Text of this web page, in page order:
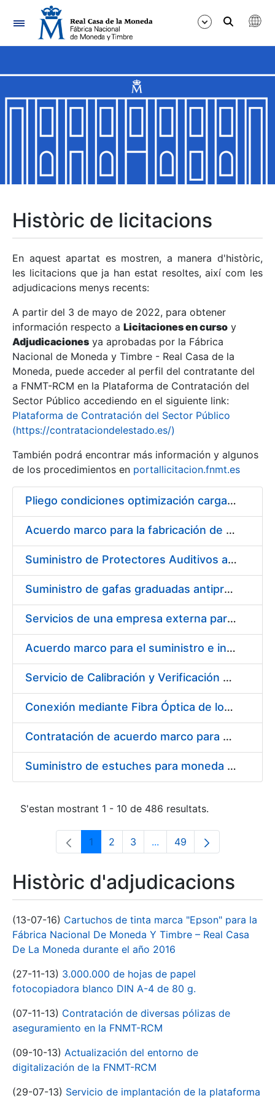
Navegació
Mostra/Amaga
Mostra/Amaga
Mostra/Amaga
Mostra/Amaga
Mostra/Amaga
Mostra/Amaga
Històric de licitacions
En aquest apartat es mostren, a manera d'històric,
les licitacions que ja han estat resoltes, així com les
adjudicacions menys recents:
A partir del 3 de mayo de 2022, para obtener
información respecto a Licitaciones en curso y
Adjudicaciones ya aprobadas por la Fábrica
Nacional de Moneda y Timbre - Real Casa de la
Moneda, puede acceder al perfil del contratante del
a FNMT-RCM en la Plataforma de Contratación del
Sector Público accediendo en el siguiente link:
Plataforma de Contratación del Sector Público
(https://contrataciondelestado.es/)
También podrá encontrar más información y algunos
de los procedimientos en portallicitacion.fnmt.es
Pliego condiciones optimización cargas compras firmado
Acuerdo marco para la fabricación de piezas
Suministro de Protectores Auditivos a medida para las personas trabajadoras de los Centros de Trabajo de Madrid y Burgos
Suministro de gafas graduadas antiproyecciones para los trabajadores de la FNMT-RCM en los centros de trabajo de Madrid y Burgos
Servicios de una empresa externa para el asesoramiento y resolución de los recursos de alzada que se presentan relacionados con procesos de selección para la FNMT-RCM
Acuerdo marco para el suministro e instalación de persianas, estores y otros complementos
Servicio de Calibración y Verificación Externa de los Equipos de Medición del Servicio de Prevención de la FNMT-RCM
Conexión mediante Fibra Óptica de los Centros de Proceso de Datos (CPDs) de las sedes de la FNMT-RCM de Burgos y Madrid
Contratación de acuerdo marco para el Suministro de Material de Electricidad para la Fábrica Nacional de Moneda y Timbre-Real Casa de la Moneda en su centro de trabajo de Burgos
Suministro de estuches para moneda de 30 €
S'estan mostrant 1 - 10 de 486 resultats.
Pàgina
1 Pàgina
2 Pàgina
3 ...Pàgines intermèdies
Pàgina
49
Històric d'adjudicacions
(13-07-16) Cartuchos de tinta marca "Epson" para la
Fábrica Nacional De Moneda Y Timbre – Real Casa
De La Moneda durante el año 2016
(27-11-13) 3.000.000 de hojas de papel
fotocopiadora blanco DIN A-4 de 80 g.
(07-11-13) Contratación de diversas pólizas de
aseguramiento en la FNMT-RCM
(09-10-13) Actualización del entorno de
digitalización de la FNMT-RCM
(29-07-13) Servicio de implantación de la plataforma